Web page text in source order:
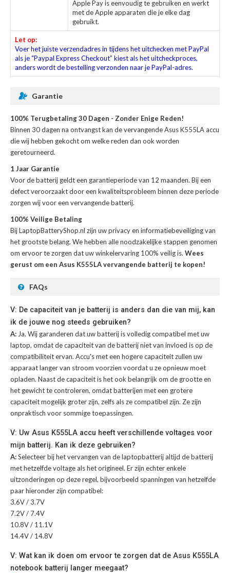
Apple Pay is eenvoudig te gebruiken en werkt
met de Apple apparaten die je elke dag
gebruikt.
Let op:
Voer het juiste verzendadres in tijdens het uitchecken met PayPal
als je “Paypal Express Checkout” kiest als het uitcheckproces,
anders wordt de bestelling verzonden naar je PayPal-adres.
Garantie
100% Terugbetaling 30 Dagen - Zonder Enige Reden!
Binnen 30 dagen na ontvangst kan devervangende Asus K555LA accu
die wij hebben gekocht om welke reden dan ook worden
geretourneerd.
1 Jaar Garantie
Voor debatterij geldt een garantieperiode van 12 maanden. Bij een
defect veroorzaakt door een kwaliteitsprobleem binnen deze periode
zorgen wij voor een vervangende batterij.
100% Veilige Betaling
Bij LaptopBatteryShop.nl zijn uw privacy en informatiebeveiliging van
het grootste belang. We hebben alle noodzakelijke stappen genomen
om ervoor te zorgen dat uw winkelervaring 100% veilig is. Wees
gerust om een Asus K555LA vervangende batterij te kopen!
FAQs
V: De capaciteit van je batterij is anders dan die van mij, kan
ik de jouwe nog steeds gebruiken?
A: Ja. Wij garanderen dat uw batterij is volledig compatibel met uw
laptop, omdat de capaciteit van de batterij niet van invloed is op de
compatibiliteit ervan. Accu's met een hogere capaciteit zullen uw
apparaat langer van stroom voorzien voordat u ze opnieuw moet
opladen. Naast de capaciteit is het ook belangrijk om de grootte en
het gewicht te controleren, omdat batterijen met een grotere
capaciteit mogelijk groter zijn, zelfs als ze compatibel zijn. Ze zijn
onpraktisch voor sommige toepassingen.
V: Uw Asus K555LA accu heeft verschillende voltages voor
mijn batterij. Kan ik deze gebruiken?
A:Selecteer bij het vervangen van de laptopbatterij altijd de batterij
met hetzelfde voltage als het origineel. Er zijn echter enkele
uitzonderingen op deze regel, bijvoorbeeld spanningen van hetzelfde
paar hieronder zijn compatibel:
3.6V / 3.7V
7.2V / 7.4V
10.8V / 11.1V
14.4V / 14.8V
V: Wat kan ik doen om ervoor te zorgen dat de Asus K555LA
notebook batterij langer meegaat?